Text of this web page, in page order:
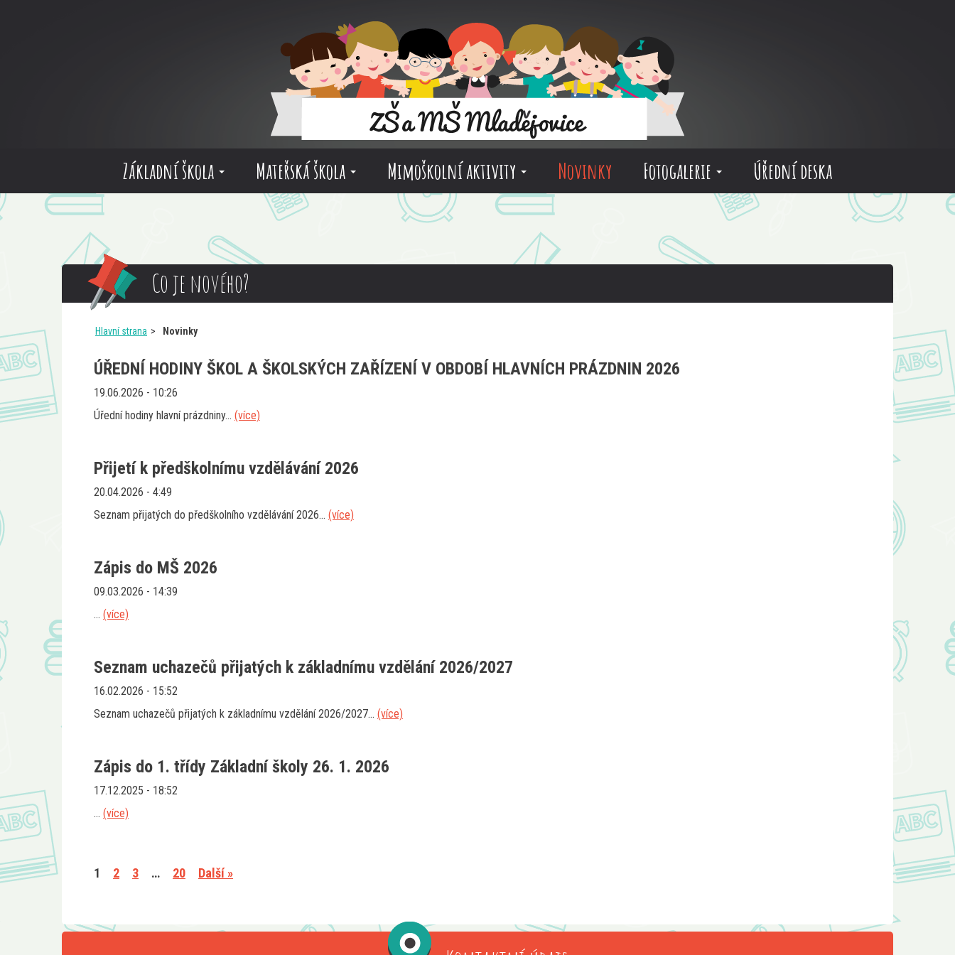
Základní škola Mateřská škola Mimoškolní aktivity Novinky Fotogalerie Úřední deska
Co je nového?
Hlavní strana Novinky
ÚŘEDNÍ HODINY ŠKOL A ŠKOLSKÝCH ZAŘÍZENÍ V OBDOBÍ HLAVNÍCH PRÁZDNIN 2026
19.06.2026 - 10:26
Úřední hodiny hlavní prázdniny... (více)
Přijetí k předškolnímu vzdělávání 2026
20.04.2026 - 4:49
Seznam přijatých do předškolního vzdělávání 2026... (více)
Zápis do MŠ 2026
09.03.2026 - 14:39
... (více)
Seznam uchazečů přijatých k základnímu vzdělání 2026/2027
16.02.2026 - 15:52
Seznam uchazečů přijatých k základnímu vzdělání 2026/2027... (více)
Zápis do 1. třídy Základní školy 26. 1. 2026
17.12.2025 - 18:52
... (více)
1 2 3 … 20 Další »